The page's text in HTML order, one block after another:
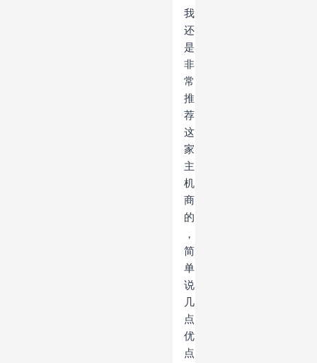
我
还
是
非
常
推
荐
这
家
主
机
商
的
，
简
单
说
几
点
优
点